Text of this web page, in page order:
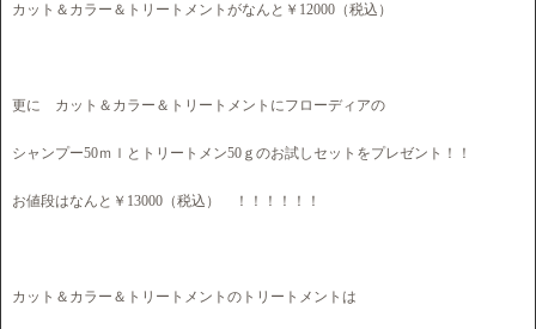
カット＆カラー＆トリートメントがなんと￥12000（税込）
更に カット＆カラー＆トリートメントにフローディアの
シャンプー50ｍｌとトリートメン50ｇのお試しセットをプレゼント！！
お値段はなんと￥13000（税込） ！！！！！！
カット＆カラー＆トリートメントのトリートメントは